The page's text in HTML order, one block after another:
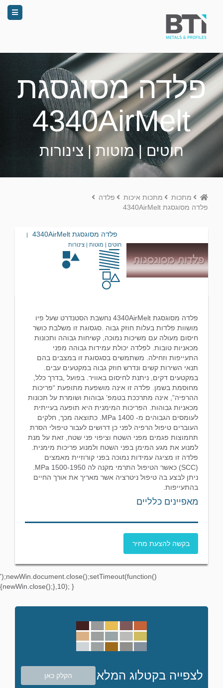
פלדה מסוגסגת
4340AirMelt
חוטים | מוטות | צינורות
Homeמתכות מתכות איכות
פלדה
פלדה מסוגסגת 4340AirMelt
פלדה מסוגסגת 4340AirMelt
|
חוטים | מוטות | צינורות
פלדה מסוגסגת 4340AirMelt נחשבת הסטנדרט שעל פיו
מושוות פלדות בעלות חוזק גבוה .סגסוגת זו משלבת כושר
חיסום מעולה עם משיכות נמוכה, קשיחות גבוהה ותכונות
מכאניות טובות. לפלדה יכולת עמידות גבוהה מפני
התעייפות וזחילה. משתמשים בסגסוגת זו במצבים בהם
תנאי השירות קשים ונדרש חוזק גבוה במקטעים עבים.
במקטעים דקים, ניתנת לחיסום באוויר. בפועל ,בדרך כלל,
מחוסמת בשמן. פלדה זו אינה מושפעת מתופעת “פריכות
ההרפיה”, אינה מתרככת בטמפ’ גבוהות ושומרת על תכונות
מכאניות גבוהות. הפריכות המימנית היא תופעה בעייתית
לעומסים הגבוהים מ- 1400 MPa. כתוצאה מכך, חלקים
העוברים טיפול הרפיה לפני כן דרושים לעבור טיפולי הסרת
תחמוצות פגמים מפני השטח וציפוי פני שטח, זאת על מנת
למנוע את מגע המימן בפני השטח ולמנוע פריכות מימנית.
פלדה זו מציגה עמידות נמוכה בפני קורוזיית מאמצים
ניתן לבצע בה טיפול ניטרציה אשר מאריך את אורך החיים
בהתעייפות.
מאפיינים כלליים
בקשה להצעת מחיר
');newWin.document.close();setTimeout(function()
{newWin.close();},10); }
לצפייה בקטלוג המלא הקלק כאן